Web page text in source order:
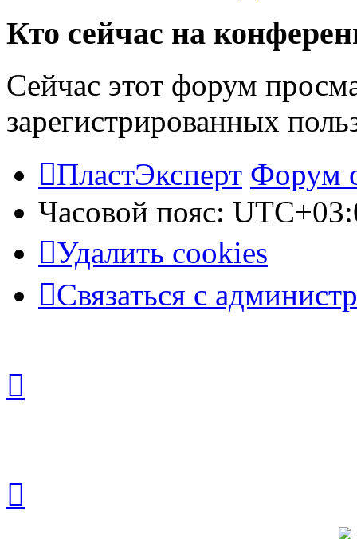
Кто сейчас на
Сейчас этот форум
зарегистрированных
ПластЭксперт Форум
Часовой пояс:
Удалить cookies
Связаться с